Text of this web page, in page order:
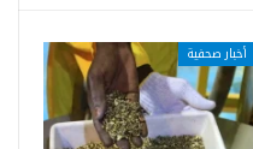
أخبار صحفية